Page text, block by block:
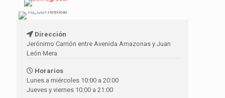
Dirección
Jerónimo Carrión entre Avenida Amazonas y Juan
León Mera
Horarios
Lunes a miércoles 10:00 a 20:00
Jueves y viernes 10:00 a 21:00